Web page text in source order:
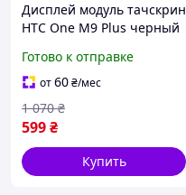
Дисплей модуль тачскрин
HTC One M9 Plus черный
золотистого цвета Silver
Gold
Готово к отправке
от60₴/мес
599₴
1 070 ₴
Купить